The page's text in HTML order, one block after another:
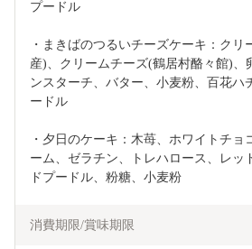
プードル
・まきばのつるいチーズケーキ：クリ
産)、クリームチーズ(鶴居村酪々館)、
ンスターチ、バター、小麦粉、百花ハ
ードル
・夕日のケーキ：木苺、ホワイトチョ
ーム、ゼラチン、トレハロース、レッ
ドプードル、粉糖、小麦粉
消費期限/賞味期限